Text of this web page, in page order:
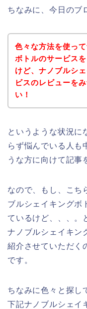
ちなみに、今日のブ
色々な方法を使っ
ボトルのサービス
けど、ナノブルシ
ビスのレビューを
い！
というような状況に
らず悩んでいる人も
うな方に向けて記事
なので、もし、こち
ブルシェイキングボ
ているけど、、、。
ナノブルシェイキン
紹介させていただく
です。
ちなみに色々と探し
下記ナノブルシェイ